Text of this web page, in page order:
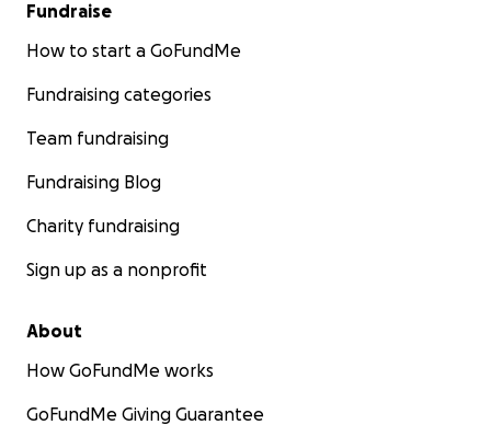
Fundraise
How to start a GoFundMe
Fundraising categories
Team fundraising
Fundraising Blog
Charity fundraising
Sign up as a nonprofit
About
How GoFundMe works
GoFundMe Giving Guarantee